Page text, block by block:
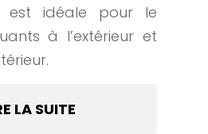
est idéale pour le
à l’extérieur et
LA SUITE